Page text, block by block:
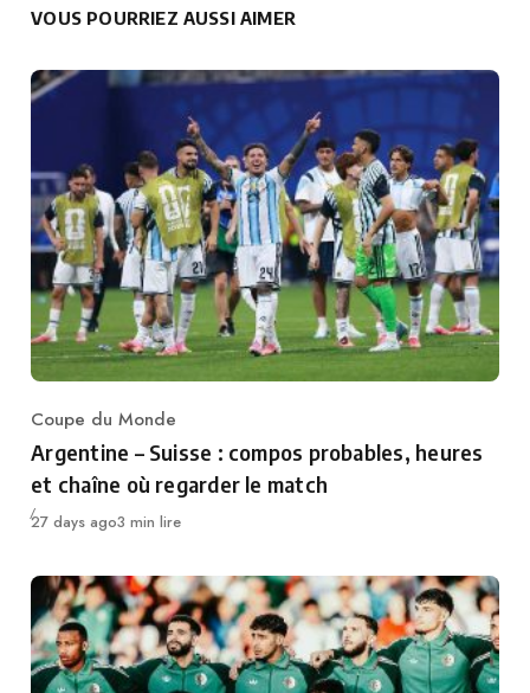
VOUS POURRIEZ AUSSI AIMER
Category
Coupe du Monde
Argentine – Suisse : compos probables, heures
et chaîne où regarder le match
Publié
27 days ago3 min lire